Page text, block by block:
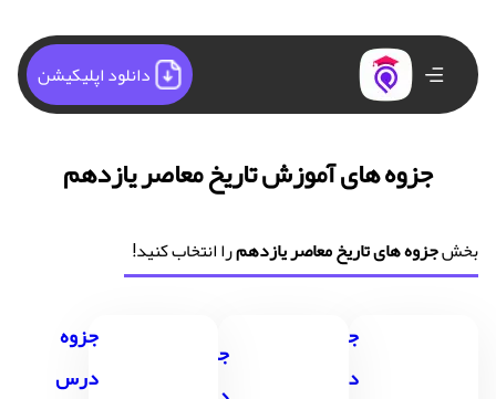
دانلود اپلیکیشن
جزوه های آموزش تاریخ معاصر یازدهم
بخشجزوه های تاریخ معاصر یازدهمرا انتخاب کنید!
جزوه
جزوه
جزوه
درس